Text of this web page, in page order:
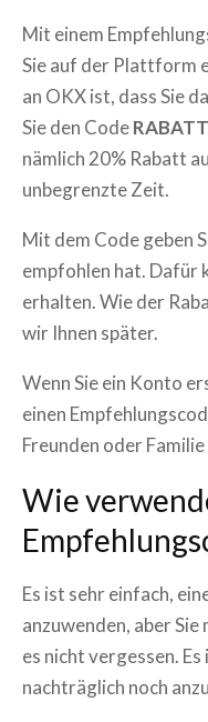
Mit einem
Sie auf der Plattform
an OKX ist, dass Sie
Sie den Code
nämlich 20% Rabatt
unbegrenzte Zeit.
Mit dem Code geben
empfohlen hat. Dafür
erhalten. Wie der
wir Ihnen später.
Wenn Sie ein Konto
einen
Freunden oder
Wie
Es ist sehr einfach,
anzuwenden, aber
es nicht vergessen.
nachträglich noch